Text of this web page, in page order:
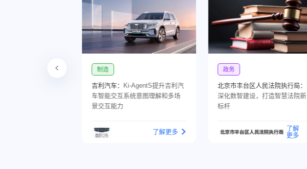
制造
吉利汽车：
Ki-AgentS提升吉利汽
车智能交互系统意图理解和多场
景交互能力
了解更多
政务
北京市丰台区人民法院执行局：
深化数智建设，打造智慧法院新
标杆
了解
更多